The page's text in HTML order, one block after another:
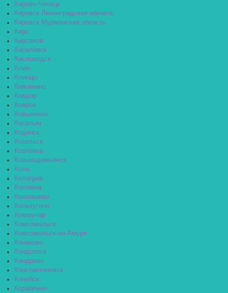
Кирово-Чепецк
Кировск Ленинградская область
Кировск Мурманская область
Кирс
Кирсанов
Киселёвск
Кисловодск
Клин
Клинцы
Княгинино
Ковдор
Ковров
Ковылкино
Когалым
Кодинск
Козельск
Козловка
Козьмодемьянск
Кола
Кологрив
Коломна
Колпашево
Кольчугино
Коммунар
Комсомольск
Комсомольск-на-Амуре
Конаково
Кондопога
Кондрово
Константиновск
Копейск
Кораблино